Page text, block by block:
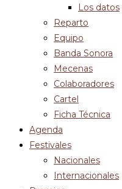
Los datos
Reparto
Equipo
Banda Sonora
Mecenas
Colaboradores
Cartel
Ficha Técnica
Agenda
Festivales
Nacionales
Internacionales